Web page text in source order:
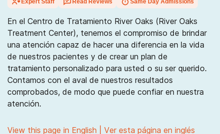
Expert Staff Read Reviews Same Day Admissions
En el Centro de Tratamiento River Oaks (River Oaks
Treatment Center), tenemos el compromiso de brindar
una atención capaz de hacer una diferencia en la vida
de nuestros pacientes y de crear un plan de
tratamiento personalizado para usted o su ser querido.
Contamos con el aval de nuestros resultados
comprobados, de modo que puede confiar en nuestra
atención.
View this page in English | Ver esta página en inglés